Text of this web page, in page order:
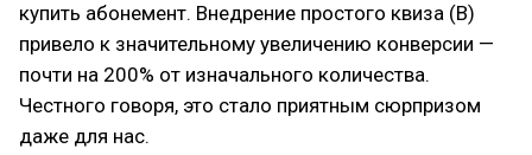
купить абонемент. Внедрение простого квиза (В)
привело к значительному увеличению конверсии —
почти на 200% от изначального количества.
Честного говоря, это стало приятным сюрпризом
даже для нас.